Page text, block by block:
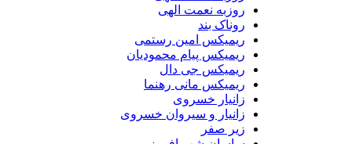
روزبه نعمت الهی
روناک بند
ریمیکس امین رستمی
ریمیکس پیام محمودیان
ریمیکس جی دال
ریمیکس مانی رهنما
زانیار خسروی
زانیار و سیروان خسروی
زیر صفر